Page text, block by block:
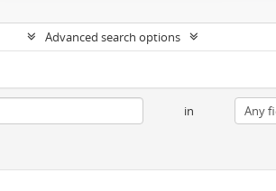
Advanced search options
in